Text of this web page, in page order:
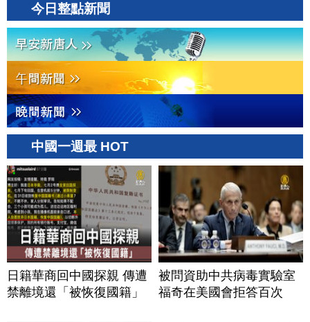
今日整點新聞
中國一週最 HOT
日籍華商回中國探親 傳遭
禁離境還「被恢復國籍」
被問資助中共病毒實驗室
福奇在美國會拒答百次